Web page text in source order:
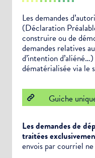
Les demandes
(Déclaration
construire ou de
demandes relatives
d’intention
dématérialisée via le
Guiche
Les demandes de
traitées
envois par courriel